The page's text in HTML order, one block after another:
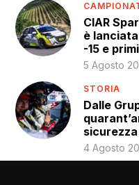
CIAR
è
-15 e
5 Agosto
STORIA
Dalle
4 Agosto